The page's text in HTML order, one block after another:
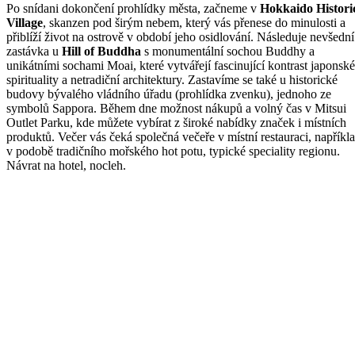
Po snídani dokončení prohlídky města, začneme v Hokkaido
Village, skanzen pod širým nebem, který vás přenese do minulosti a
přiblíží život na ostrově v období jeho osidlování. Následuje nevšední
zastávka u Hill of Buddha s monumentální sochou Buddhy a
unikátními sochami Moai, které vytvářejí fascinující kontrast japonské
spirituality a netradiční architektury. Zastavíme se také u historické
budovy bývalého vládního úřadu (prohlídka zvenku), jednoho ze
symbolů Sappora. Během dne možnost nákupů a volný čas v Mitsui
Outlet Parku, kde můžete vybírat z široké nabídky značek i místních
produktů. Večer vás čeká společná večeře v místní restauraci,
v podobě tradičního mořského hot potu, typické speciality regionu.
Návrat na hotel, nocleh.